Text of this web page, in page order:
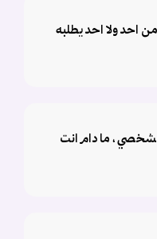
احد ولا احد يطلبه
، ما دام انت